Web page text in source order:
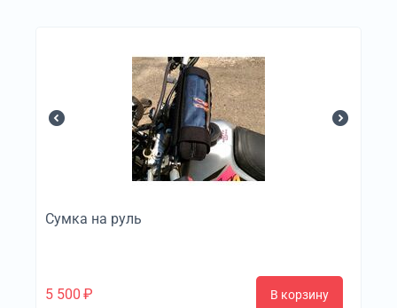
Сумка на руль
5 500 ₽ В корзину